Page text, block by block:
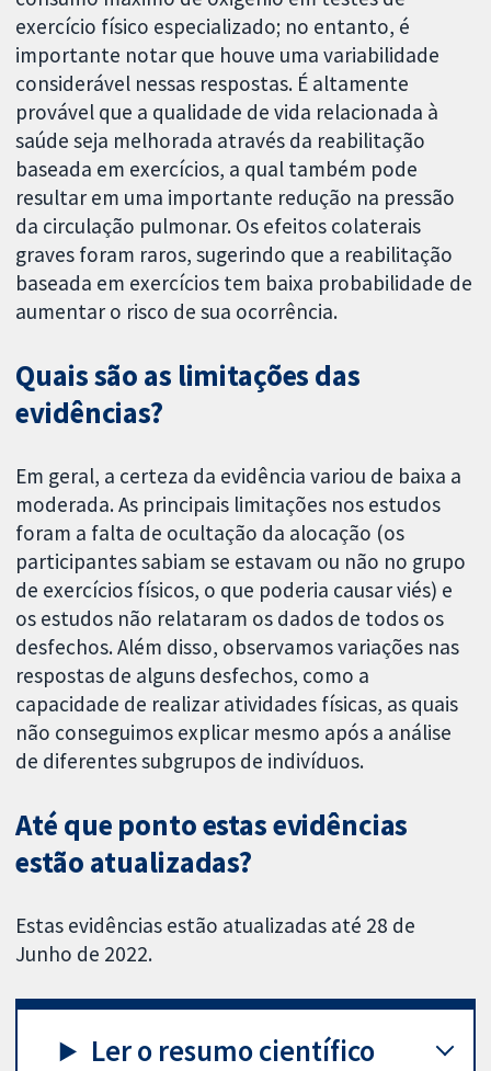
exercício físico especializado; no entanto, é
importante notar que houve uma variabilidade
considerável nessas respostas. É altamente
provável que a qualidade de vida relacionada à
saúde seja melhorada através da reabilitação
baseada em exercícios, a qual também pode
resultar em uma importante redução na pressão
da circulação pulmonar. Os efeitos colaterais
graves foram raros, sugerindo que a reabilitação
baseada em exercícios tem baixa probabilidade de
aumentar o risco de sua ocorrência.
Quais são as limitações das
evidências?
Em geral, a certeza da evidência variou de baixa a
moderada. As principais limitações nos estudos
foram a falta de ocultação da alocação (os
participantes sabiam se estavam ou não no grupo
de exercícios físicos, o que poderia causar viés) e
os estudos não relataram os dados de todos os
desfechos. Além disso, observamos variações nas
respostas de alguns desfechos, como a
capacidade de realizar atividades físicas, as quais
não conseguimos explicar mesmo após a análise
de diferentes subgrupos de indivíduos.
Até que ponto estas evidências
estão atualizadas?
Estas evidências estão atualizadas até 28 de
Junho de 2022.
Ler o resumo científico